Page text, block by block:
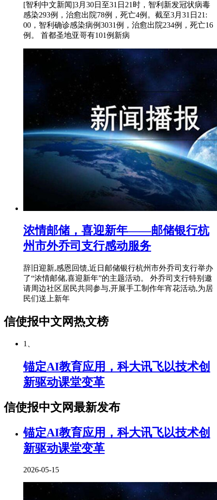
[智利中文新闻]3月30日至31日21时，智利新发冠状病毒
感染293例，治愈出院78例，死亡4例。截至3月31日21:
00，智利确诊感染病例3031例，治愈出院234例，死亡16
例。 首都圣地亚哥有101例新病
浓情邮储，喜迎新年——邮储银行杭
州市外乔司支行感动服务
辞旧迎新,感恩回馈,近日邮储银行杭州市外乔司支行举办
了“浓情邮储,喜迎新年”的主题活动。 外乔司支行特别邀
请周边社区居民共同参与,开展手工制作年宵花活动,为居
民们送上新年
信使报中文网热文榜
1、
锚定AI教育应用，科大讯飞以技术创
新驱动课堂变革
信使报中文网最新发布
锚定AI教育应用，科大讯飞以技术创
新驱动课堂变革
2026-05-15